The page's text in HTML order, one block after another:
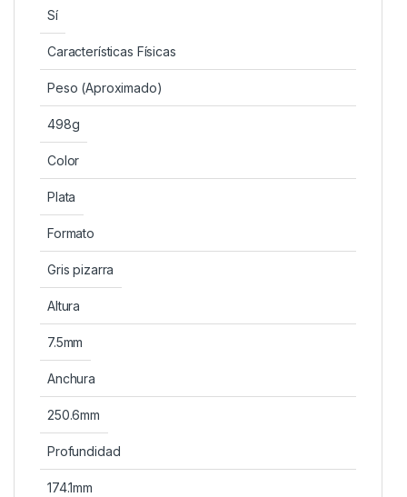
Sí
Características Físicas
Peso (Aproximado)
498g
Color
Plata
Formato
Gris pizarra
Altura
7.5mm
Anchura
250.6mm
Profundidad
174.1mm